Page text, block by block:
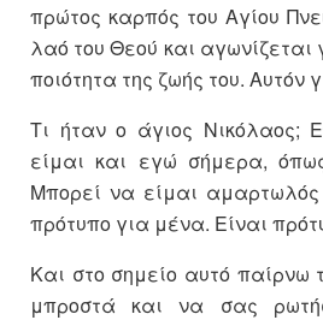
πρώτος καρπός του Αγίου
λαό του Θεού και αγωνίζεται
ποιότητα της ζωής του. Αυτόν
Τι ήταν ο άγιος Νικόλαος;
είμαι και εγώ σήμερα,
Μπορεί να είμαι
πρότυπο για μένα. Είναι
Και στο σημείο αυτό παίρνω
μπροστά και να σας